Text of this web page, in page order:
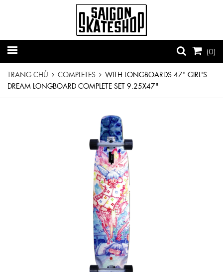
(0)
TRANG CHỦ COMPLETES
WITH LONGBOARDS 47" GIRL'S
DREAM LONGBOARD COMPLETE SET 9.25X47"